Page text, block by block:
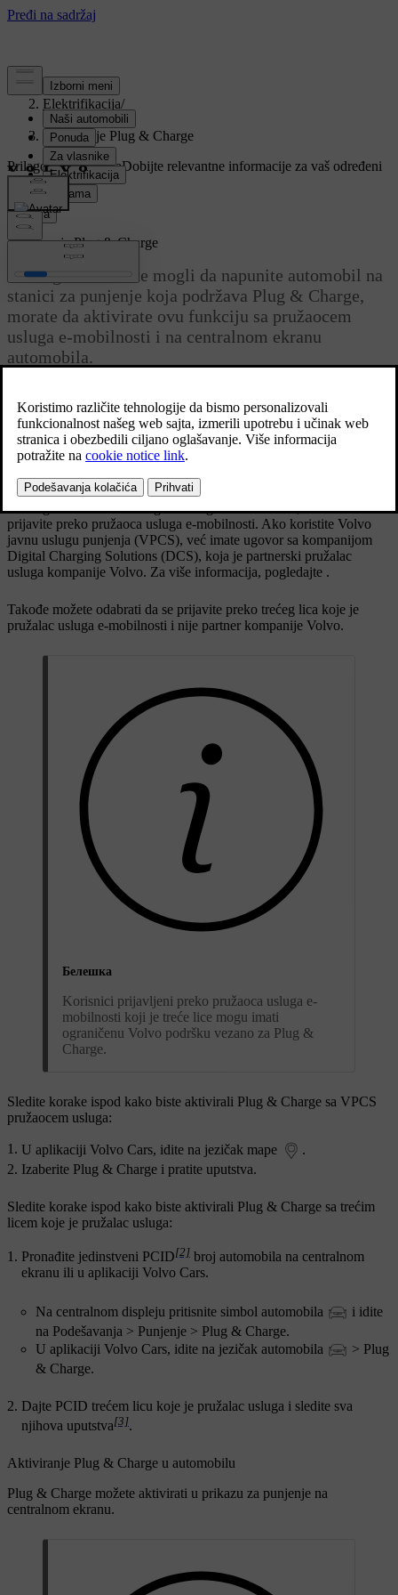
Podrška /
Elektrifikacija/
Punjenje/
Aktiviranje Plug & Charge
Prilagođena podrškaDobijte relevantne informacije za vaš određeni
automobil.
Prijava
Aktiviranje Plug & Charge
Pre nego što budete mogli da napunite automobil na
stanici za punjenje koja podržava Plug & Charge,
morate da aktivirate ovu funkciju sa pružaocem
usluga e-mobilnosti i na centralnom ekranu
automobila.
Aktiviranje Plug & Charge sa pružaocem usluga e-mobilnosti[1]
Aktiviranje Plug & Charge u automobilu
Aktiviranje Plug & Charge sa pružaocem usluga e-mobilnosti
Pre nego što aktivirate Plug & Charge u automobilu, morate da se
prijavite preko pružaoca usluga e-mobilnosti. Ako koristite Volvo
javnu uslugu punjenja (VPCS), već imate ugovor sa kompanijom
Digital Charging Solutions (DCS), koja je partnerski pružalac
usluga kompanije Volvo. Za više informacija, pogledajte .
Takođe možete odabrati da se prijavite preko trećeg lica koje je
pružalac usluga e-mobilnosti i nije partner kompanije Volvo.
Белешка
Korisnici prijavljeni preko pružaoca usluga e-
mobilnosti koji je treće lice mogu imati
ograničenu Volvo podršku vezano za Plug &
Charge.
Sledite korake ispod kako biste aktivirali Plug & Charge sa VPCS
pružaocem usluga:
U aplikaciji Volvo Cars, idite na jezičak mape
Izaberite Plug & Charge i pratite uputstva.
Sledite korake ispod kako biste aktivirali Plug & Charge sa trećim
licem koje je pružalac usluga:
Pronađite jedinstveni PCID[2] broj automobila na centralnom
ekranu ili u aplikaciji Volvo Cars.
Na centralnom displeju pritisnite simbol automobila
i idite
na Podešavanja > Punjenje > Plug & Charge.
U aplikaciji Volvo Cars, idite na jezičak automobila
> Plug
& Charge.
Dajte PCID trećem licu koje je pružalac usluga i sledite sva
njihova uputstva[3].
Aktiviranje Plug & Charge u automobilu
Plug & Charge možete aktivirati u prikazu za punjenje na
centralnom ekranu.